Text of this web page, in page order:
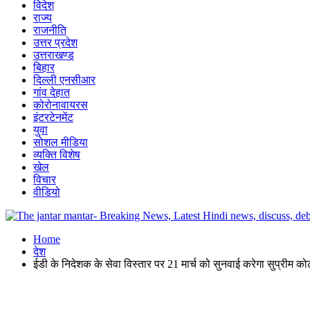
विदेश
राज्य
राजनीति
उत्तर प्रदेश
उत्तराखण्ड
बिहार
दिल्ली एनसीआर
गांव देहात
कोरोनावायरस
इंटरटेनमेंट
युवा
सोशल मीडिया
व्यक्ति विशेष
खेल
विचार
वीडियो
Home
देश
ईडी के निदेशक के सेवा विस्तार पर 21 मार्च को सुनवाई करेगा सुप्रीम